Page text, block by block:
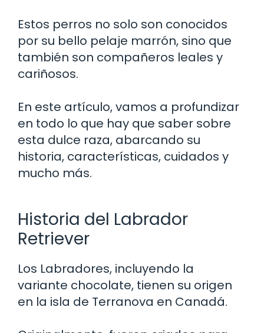
Estos perros no solo son conocidos
por su bello pelaje marrón, sino que
también son compañeros leales y
cariñosos.
En este artículo, vamos a profundizar
en todo lo que hay que saber sobre
esta dulce raza, abarcando su
historia, características, cuidados y
mucho más.
Historia del Labrador
Retriever
Los Labradores, incluyendo la
variante chocolate, tienen su origen
en la isla de Terranova en Canadá.